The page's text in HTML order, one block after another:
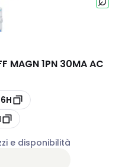
MAGN 1PN 30MA AC
e disponibilità